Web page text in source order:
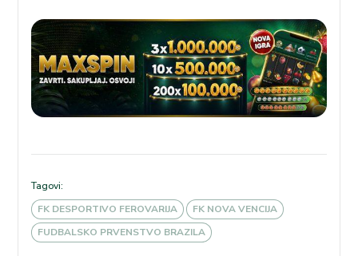
Tagovi:
FK DESPORTIVO FEROVARIJA
FK NOVA VENCIJA
FUDBALSKO PRVENSTVO BRAZILA